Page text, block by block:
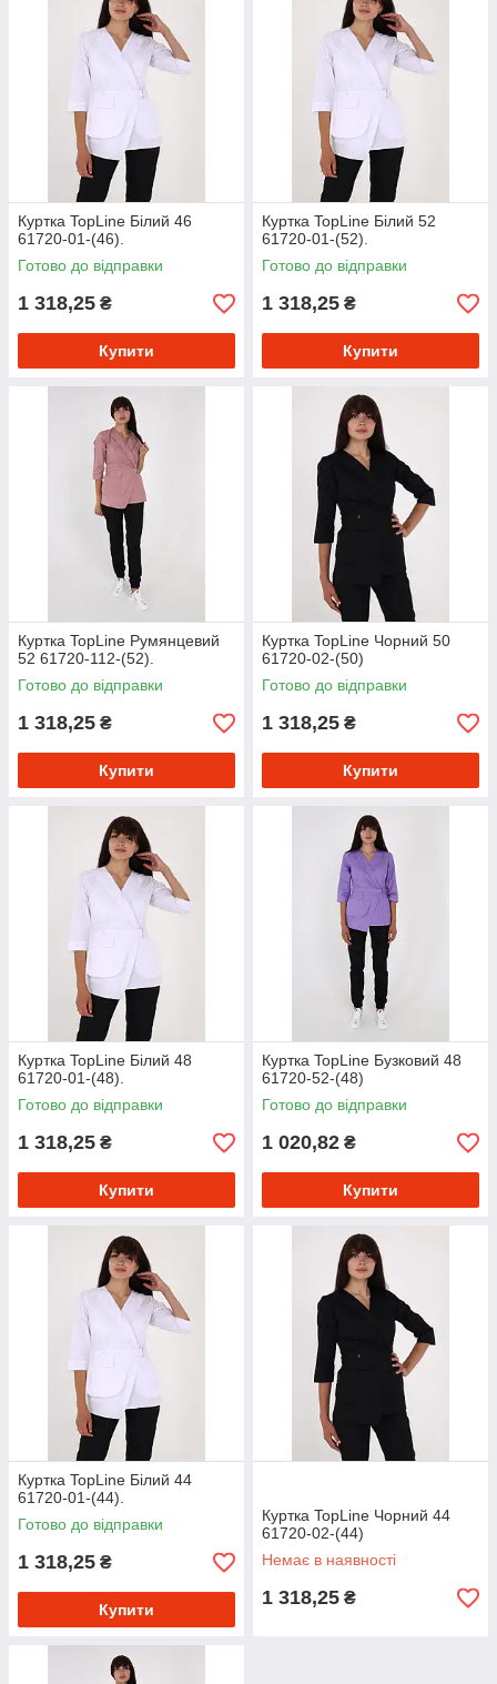
Куртка TopLine Білий 46
61720-01-(46).
Готово до відправки
1 318,25 ₴
Купити
Куртка TopLine Білий 52
61720-01-(52).
Готово до відправки
1 318,25 ₴
Купити
Куртка TopLine Румянцевий
52 61720-112-(52).
Готово до відправки
1 318,25 ₴
Купити
Куртка TopLine Чорний 50
61720-02-(50)
Готово до відправки
1 318,25 ₴
Купити
Куртка TopLine Білий 48
61720-01-(48).
Готово до відправки
1 318,25 ₴
Купити
Куртка TopLine Бузковий 48
61720-52-(48)
Готово до відправки
1 020,82 ₴
Купити
Куртка TopLine Білий 44
61720-01-(44).
Готово до відправки
1 318,25 ₴
Купити
Куртка TopLine Чорний 44
61720-02-(44)
Немає в наявності
1 318,25 ₴